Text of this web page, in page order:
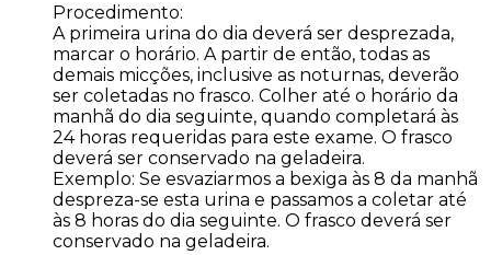
Procedimento:
A primeira urina do dia deverá ser desprezada,
marcar o horário. A partir de então, todas as
demais micções, inclusive as noturnas, deverão
ser coletadas no frasco. Colher até o horário da
manhã do dia seguinte, quando completará às
24 horas requeridas para este exame. O frasco
deverá ser conservado na geladeira.
Exemplo: Se esvaziarmos a bexiga às 8 da manhã
despreza-se esta urina e passamos a coletar até
às 8 horas do dia seguinte. O frasco deverá ser
conservado na geladeira.